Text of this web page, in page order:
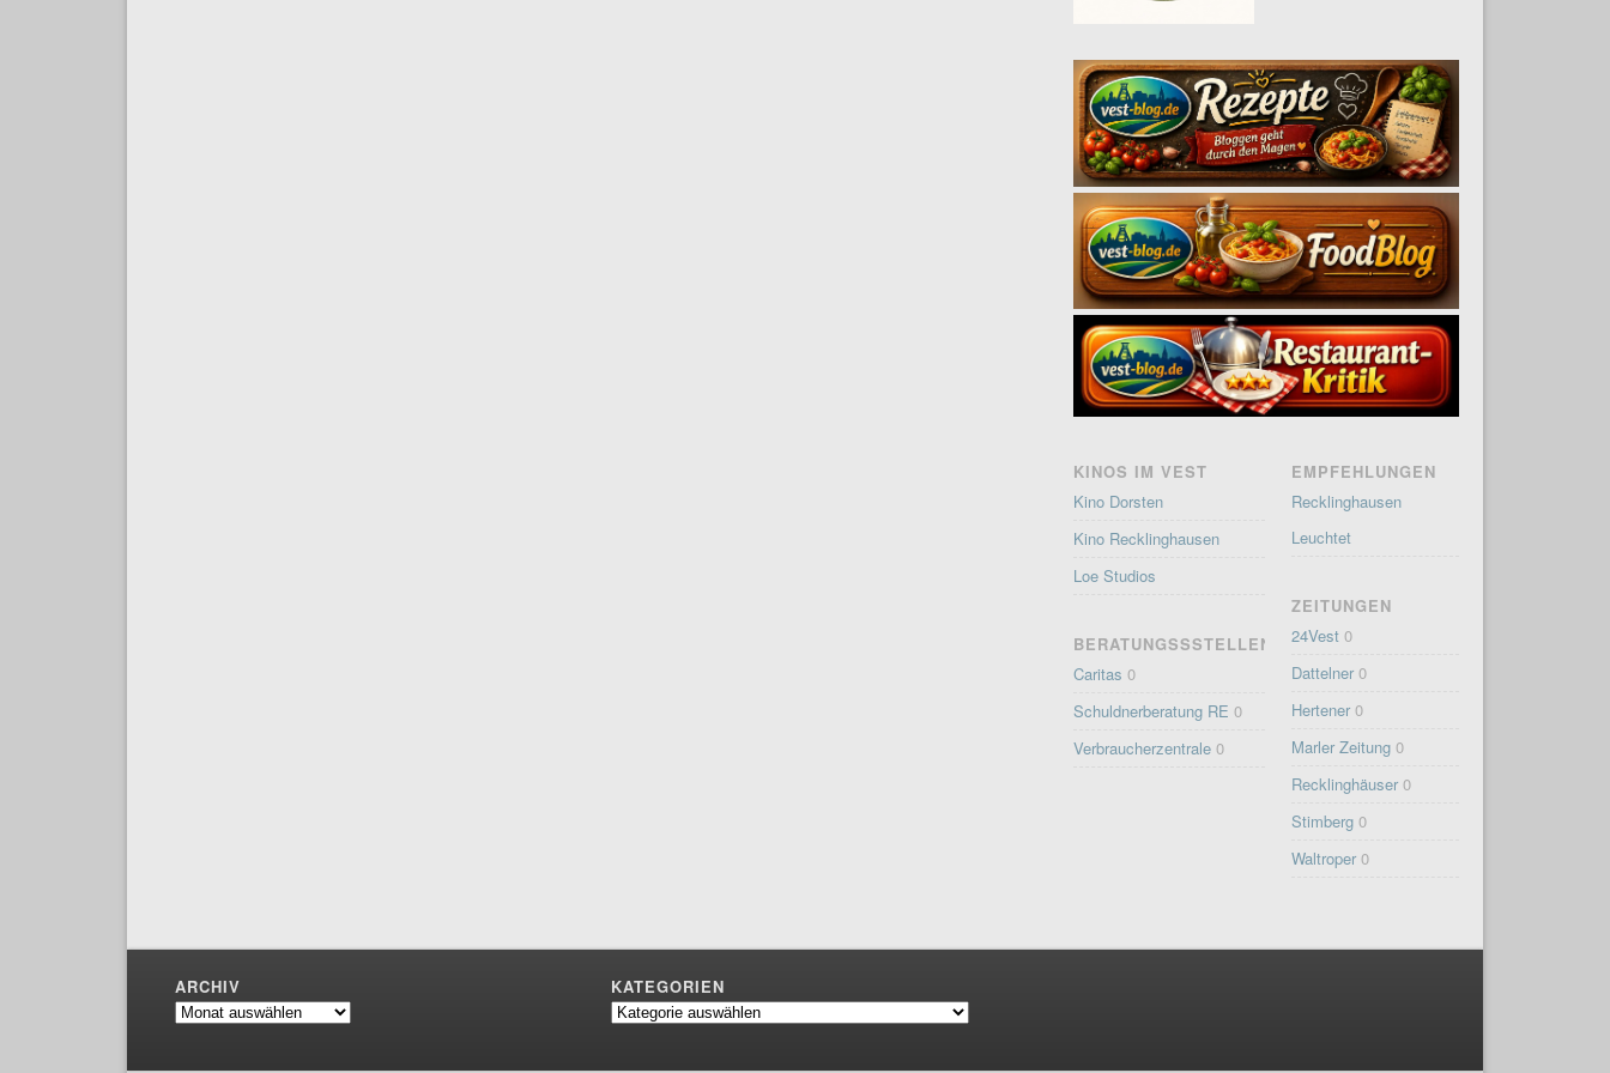
KINOS IM VEST
Kino Dorsten
Kino Recklinghausen
Loe Studios
BERATUNGSSSTELLEN
Caritas 0
Schuldnerberatung RE 0
Verbraucherzentrale 0
EMPFEHLUNGEN
Recklinghausen
Leuchtet
ZEITUNGEN
24Vest 0
Dattelner 0
Hertener 0
Marler Zeitung 0
Recklinghäuser 0
Stimberg 0
Waltroper 0
ARCHIV
Archiv
KATEGORIEN
Kategorien